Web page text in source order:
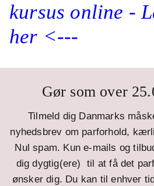
kursus online -
her <---
Gør som over
Tilmeld dig Danmarks
nyhedsbrev om parforhold,
Nul spam. Kun e-mails og
dig dygtig(ere) til at få det
ønsker dig. Du kan til enhver